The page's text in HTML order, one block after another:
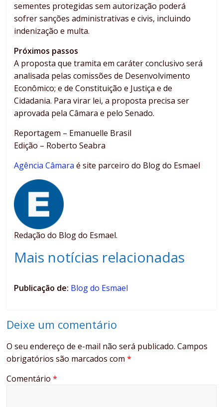
sementes protegidas sem autorização poderá
sofrer sanções administrativas e civis, incluindo
indenização e multa.
Próximos passos
A proposta que tramita emcaráter conclusivo será
analisada pelas comissões de Desenvolvimento
Econômico; e de Constituição e Justiça e de
Cidadania. Para virar lei, a proposta precisa ser
aprovada pela Câmara e pelo Senado.
Reportagem – Emanuelle Brasil
Edição – Roberto Seabra
Agência Câmara é site parceiro do Blog do Esmael
Redação do Blog do Esmael.
Mais notícias relacionadas
Publicação de: Blog do Esmael
Deixe um comentário
O seu endereço de e-mail não será publicado. Campos
obrigatórios são marcados com*
Comentário*